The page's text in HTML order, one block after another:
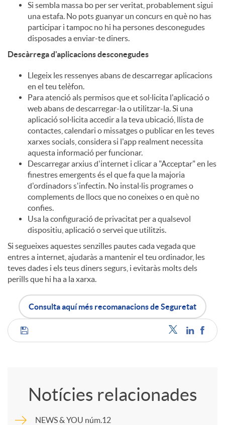
Si sembla massa bo per ser veritat, probablement sigui
una estafa. No pots guanyar un concurs en què no has
participar i tampoc no hi ha persones desconegudes
disposades a enviar-te diners.
Descàrrega d'aplicacions desconegudes
Llegeix les ressenyes abans de descarregar aplicacions
en el teu telèfon.
Para atenció als permisos que et sol·licita l'aplicació o
web abans de descarregar-la o utilitzar-la. Si una
aplicació sol·licita accedir a la teva ubicació, llista de
contactes, calendari o missatges o publicar en les teves
xarxes socials, considera si l'app realment necessita
aquesta informació per funcionar.
Descarregar arxius d'internet i clicar a "Acceptar" en les
finestres emergents és el que fa que la majoria
d'ordinadors s'infectin. No instal·lis programes o
complements de llocs que no coneixes o en què no
confies.
Usa la configuració de privacitat per a qualsevol
dispositiu, aplicació o servei que utilitzis.
Si segueixes aquestes senzilles pautes cada vegada que
entres a internet, ajudaràs a mantenir el teu ordinador, les
teves dades i els teus diners segurs, i evitaràs molts dels
perills que hi ha a la xarxa.
Consulta aquí més recomanacions de Seguretat
C
m
Notícies relacionades
NEWS & YOU núm.12